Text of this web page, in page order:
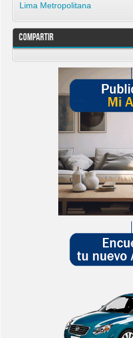
Lima Metropolitana
Compartir